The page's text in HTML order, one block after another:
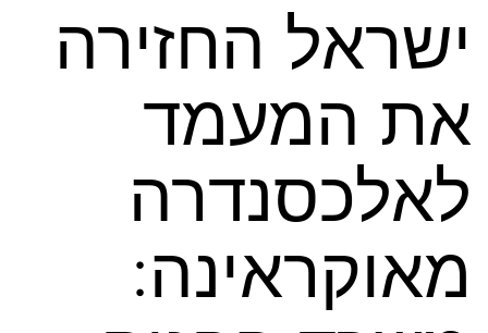
ישראל החזירה
את המעמד
לאלכסנדרה
מאוקראינה: